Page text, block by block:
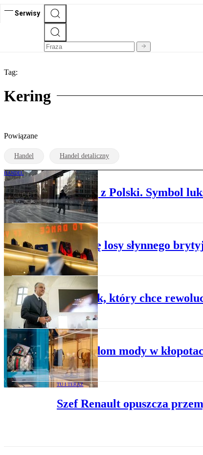
Serwisy
Tag:
Kering
Powiązane
Handel Handel detaliczny
HANDEL
Gucci wycofuje się z Polski. Symbol
MODA
Ważą się losy słynnego
BIZNES
Człowiek, który chce
MODA
Słynny dom mody w
TU I TERAZ
Szef Renault opuszcza